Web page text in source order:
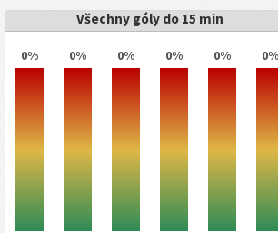
Všechny góly do 15 min
0% 0% 0% 0% 0% 0%